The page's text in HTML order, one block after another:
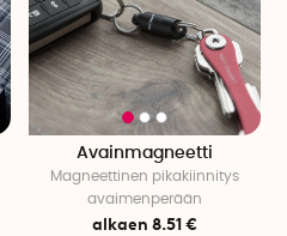
Avainmagneetti
Magneettinen pikakiinnitys
avaimenperään
alkaen 8.51 €